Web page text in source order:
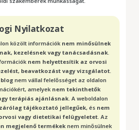
Nyilatkozat
közölt információk nem minősülnek
kezelésnek vagy tanácsadásnak.
nem helyettesítik az orvosi
beavatkozást vagy vizsgálatot.
nem vállal felelősséget az oldalon
amelyek nem tekinthetők
terápiás ajánlásnak. A weboldalon
tájékoztató jellegűek, és nem
vagy dietetikai felügyeletet . Az
megjelenő termékeknem minősülnek